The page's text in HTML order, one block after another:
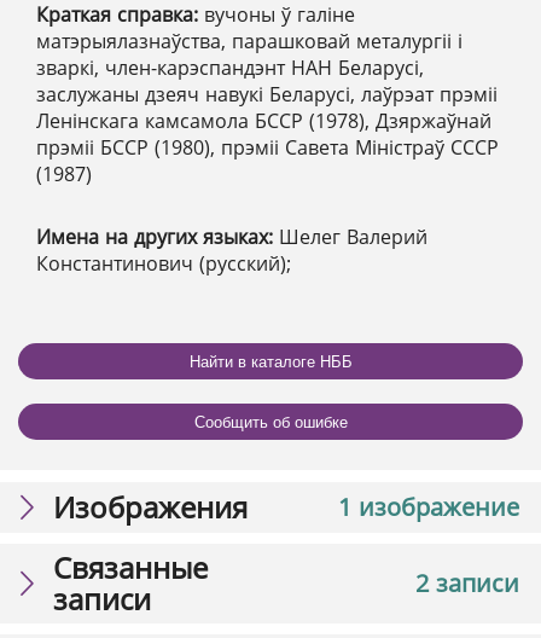
Краткая справка: вучоны ў галіне
матэрыялазнаўства, парашковай металургіі і
зваркі, член-карэспандэнт НАН Беларусі,
заслужаны дзеяч навукі Беларусі, лаўрэат прэміі
Ленінскага камсамола БССР (1978), Дзяржаўнай
прэміі БССР (1980), прэміі Савета Міністраў СССР
(1987)
Имена на других языках: Шелег Валерий
Константинович (русский);
Найти в каталоге НББ
Сообщить об ошибке
1 изображение
Изображения
2 записи
Связанные
записи